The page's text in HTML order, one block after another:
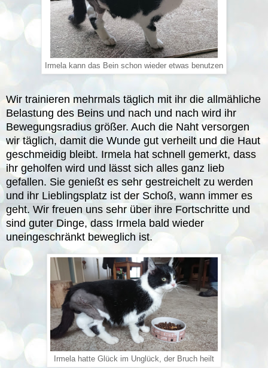
Irmela kann das Bein schon wieder etwas benutzen
Wir trainieren mehrmals täglich mit ihr die allmähliche
Belastung des Beins und nach und nach wird ihr
Bewegungsradius größer. Auch die Naht versorgen
wir täglich, damit die Wunde gut verheilt und die Haut
geschmeidig bleibt. Irmela hat schnell gemerkt, dass
ihr geholfen wird und lässt sich alles ganz lieb
gefallen. Sie genießt es sehr gestreichelt zu werden
und ihr Lieblingsplatz ist der Schoß, wann immer es
geht. Wir freuen uns sehr über ihre Fortschritte und
sind guter Dinge, dass Irmela bald wieder
uneingeschränkt beweglich ist.
Irmela hatte Glück im Unglück, der Bruch heilt